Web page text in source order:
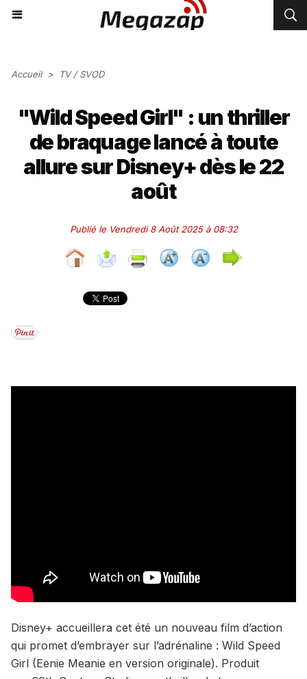
Accueil > TV / SVOD
"Wild Speed Girl" : un thriller
de braquage lancé à toute
allure sur Disney+ dès le 22
août
Publié le Vendredi 8 Août 2025 à 08:32
Disney+ accueillera cet été un nouveau film d’action
qui promet d’embrayer sur l’adrénaline : Wild Speed
Girl (Eenie Meanie en version originale). Produit